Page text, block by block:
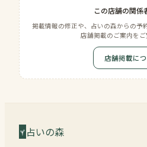
この店舗の関係
掲載情報の修正や、占いの森からの予
店舗掲載のご案内をご
店舗掲載に
占いの森